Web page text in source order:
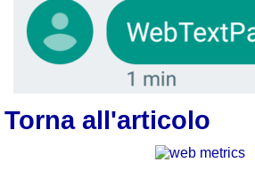
Torna all'articolo